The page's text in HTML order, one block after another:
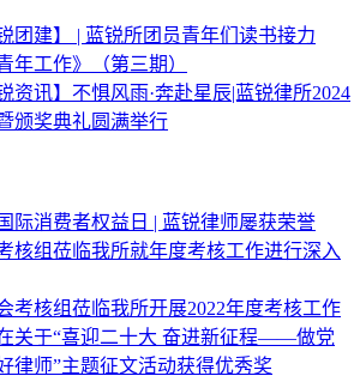
锐团建】 | 蓝锐所团员青年们读书接力
工作》（第三期）
资讯】不惧风雨·奔赴星辰|蓝锐律所2024
颁奖典礼圆满举行
际消费者权益日 | 蓝锐律师屡获荣誉
核组莅临我所就年度考核工作进行深入
考核组莅临我所开展2022年度考核工作
关于“喜迎二十大 奋进新征程——做党
律师”主题征文活动获得优秀奖